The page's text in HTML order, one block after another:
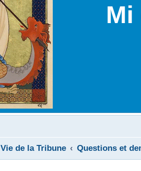
Mi
Vie de la Tribune Questions et